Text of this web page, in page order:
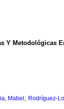
Y Metodológicas
Mabel ; Rodríguez-